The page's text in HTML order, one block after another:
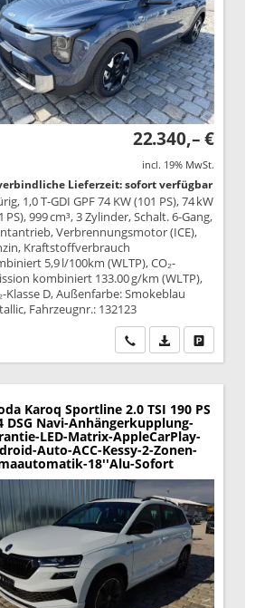
drucken
22.340,– €
incl. 19% MwSt.
Lieferzeit: sofort verfügbar
1,0 T-GDI GPF 74 KW (101 PS), 74 kW
PS), 999 cm³, 3 Zylinder, Schalt. 6-Gang,
Verbrennungsmotor (ICE),
Kraftstoffverbrauch
5,9 l/100km (WLTP), CO₂-
kombiniert 133.00 g/km (WLTP),
Klasse D, Außenfarbe: Smokeblau
Fahrzeugnr.: 132123
Wir rufen Sie an
PDF-Datei,Drucken,
Karoq Sportline 2.0 TSI 190 PS
DSG Navi-Anhängerkupplung-
LED-Matrix-AppleCarPlay-
Auto-ACC-Kessy-2-Zonen-
18''Alu-Sofort